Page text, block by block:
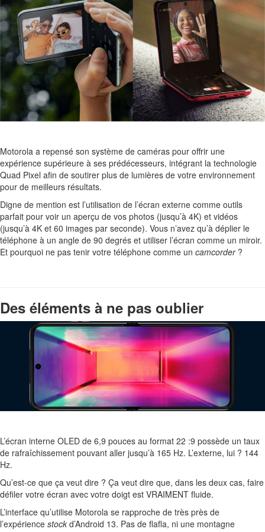
Motorola a repensé son système de caméras pour offrir une
expérience supérieure à ses prédécesseurs, intégrant la technologie
Quad Pixel afin de soutirer plus de lumières de votre environnement
pour de meilleurs résultats.
Digne de mention est l’utilisation de l’écran externe comme outils
parfait pour voir un aperçu de vos photos (jusqu’à 4K) et vidéos
(jusqu’à 4K et 60 images par seconde). Vous n’avez qu’à déplier le
téléphone à un angle de 90 degrés et utiliser l’écran comme un miroir.
Et pourquoi ne pas tenir votre téléphone comme un camcorder?
Des éléments à ne pas oublier
L’écran interne OLED de 6,9 pouces au format 22 :9 possède un taux
de rafraîchissement pouvant aller jusqu’à 165 Hz. L’externe, lui ? 144
Hz.
Qu’est-ce que ça veut dire ? Ça veut dire que, dans les deux cas, faire
défiler votre écran avec votre doigt est VRAIMENT fluide.
L’interface qu’utilise Motorola se rapproche de très près de
l’expérience stock d’Android 13. Pas de flafla, ni une montagne